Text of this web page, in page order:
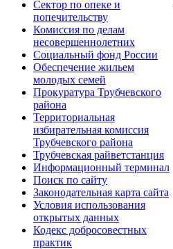
Сектор по опеке и
попечительству
Комиссия по делам
несовершеннолетних
Социальный фонд России
Обеспечение жильем
молодых семей
Прокуратура Трубчевского
района
Территориальная
избирательная комиссия
Трубчевского района
Трубчевская райветстанция
Информационный терминал
Поиск по сайту
Законодательная карта сайта
Условия использования
открытых данных
Кодекс добросовестных
практик